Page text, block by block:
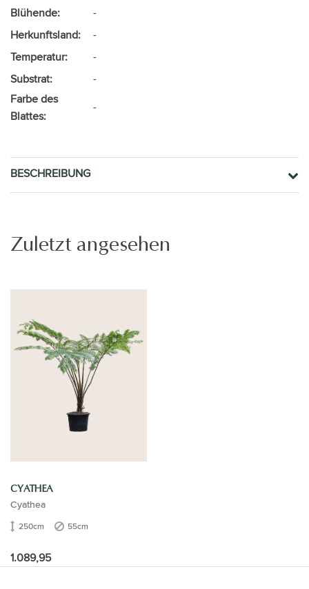
Blühende:
-
Herkunftsland:
-
Temperatur:
-
Substrat:
-
Farbe des
Blattes:
-
BESCHREIBUNG
Zuletzt angesehen
CYATHEA
Cyathea
250cm 55cm
1.089,95